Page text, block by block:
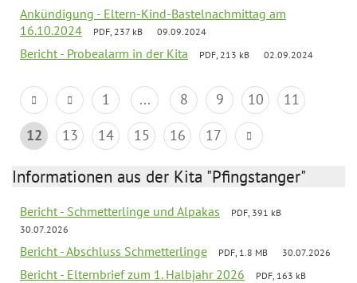
Ankündigung - Eltern-Kind-Bastelnachmittag am
16.10.2024
PDF, 237 kB 09.09.2024
Bericht - Probealarm in der Kita PDF, 213 kB 02.09.2024
1 ... 8 9 10
11
12
13 14 15 16 17
Informationen aus der Kita "Pfingstanger"
Bericht - Schmetterlinge und Alpakas
PDF, 391 kB
30.07.2026
Bericht - Abschluss Schmetterlinge PDF, 1.8 MB 30.07.2026
Bericht - Elternbrief zum 1. Halbjahr 2026
PDF, 163 kB